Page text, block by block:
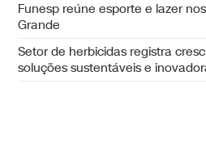
Funesp reúne esporte e lazer
Grande
Setor de herbicidas registra
soluções sustentáveis e